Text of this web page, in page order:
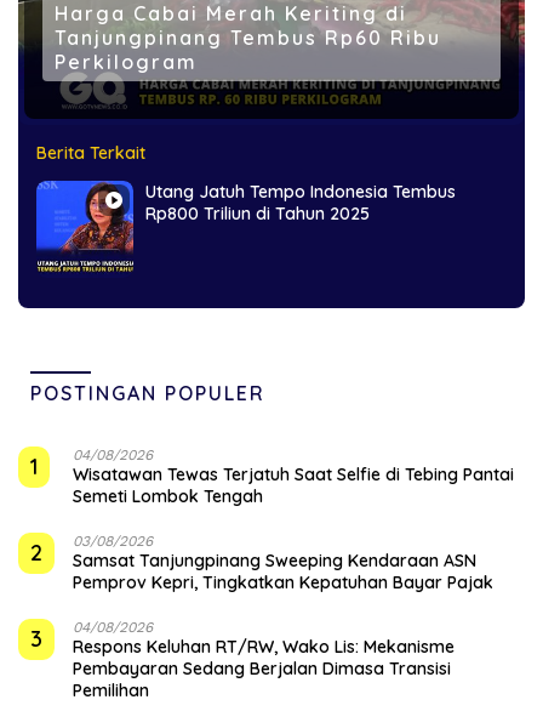
Harga Cabai Merah Keriting di
Tanjungpinang Tembus Rp60 Ribu
Perkilogram
Berita Terkait
Utang Jatuh Tempo Indonesia Tembus
Rp800 Triliun di Tahun 2025
POSTINGAN POPULER
1 04/08/2026
Wisatawan Tewas Terjatuh Saat Selfie di Tebing Pantai
Semeti Lombok Tengah
2 03/08/2026
Samsat Tanjungpinang Sweeping Kendaraan ASN
Pemprov Kepri, Tingkatkan Kepatuhan Bayar Pajak
3 04/08/2026
‎Respons Keluhan RT/RW, Wako Lis: Mekanisme
Pembayaran Sedang Berjalan Dimasa Transisi
Pemilihan